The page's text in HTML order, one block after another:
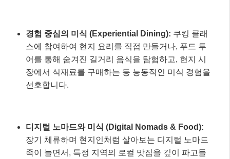
경험 중심의 미식 (Experiential Dining): 쿠킹 클래
스에 참여하여 현지 요리를 직접 만들거나, 푸드 투
어를 통해 숨겨진 길거리 음식을 탐험하고, 현지 시
장에서 식재료를 구매하는 등 능동적인 미식 경험을
선호합니다.
디지털 노마드와 미식 (Digital Nomads & Food):
장기 체류하며 현지인처럼 살아보는 디지털 노마드
족이 늘면서, 특정 지역의 로컬 맛집을 깊이 파고들